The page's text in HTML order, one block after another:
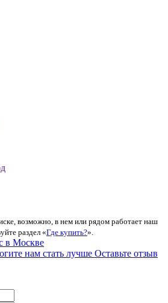
возможно, в нем или рядом работает наш
раздел «Где купить?».
в Москве
нам стать лучше Оставьте отзыв